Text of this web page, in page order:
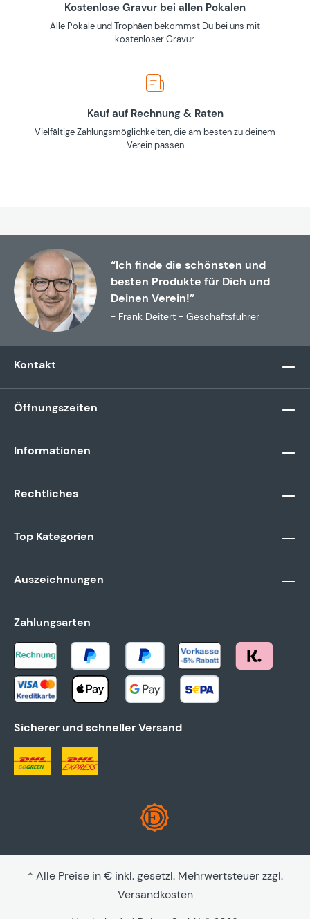
Kostenlose Gravur bei allen Pokalen
Alle Pokale und Trophäen bekommst Du bei uns mit
kostenloser Gravur.
Kauf auf Rechnung & Raten
Vielfältige Zahlungsmöglichkeiten, die am besten zu deinem
Verein passen
“Ich finde die schönsten und
besten Produkte für Dich und
Deinen Verein!”
- Frank Deitert - Geschäftsführer
Kontakt
Öffnungszeiten
Informationen
Rechtliches
Top Kategorien
Auszeichnungen
Zahlungsarten
Sicherer und schneller Versand
* Alle Preise in € inkl. gesetzl. Mehrwertsteuer zzgl.
Versandkosten